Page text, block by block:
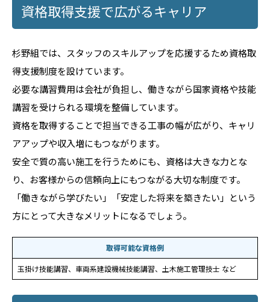
資格取得支援で広がるキャリア
杉野組では、スタッフのスキルアップを応援するため資格取
得支援制度を設けています。
必要な講習費用は会社が負担し、働きながら国家資格や技能
講習を受けられる環境を整備しています。
資格を取得することで担当できる工事の幅が広がり、キャリ
アアップや収入増にもつながります。
安全で質の高い施工を行うためにも、資格は大きな力とな
り、お客様からの信頼向上にもつながる大切な制度です。
「働きながら学びたい」「安定した将来を築きたい」という
方にとって大きなメリットになるでしょう。
取得可能な資格例
玉掛け技能講習、車両系建設機械技能講習、土木施工管理技士 など